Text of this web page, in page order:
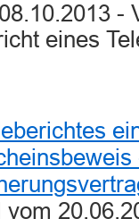
-
eines